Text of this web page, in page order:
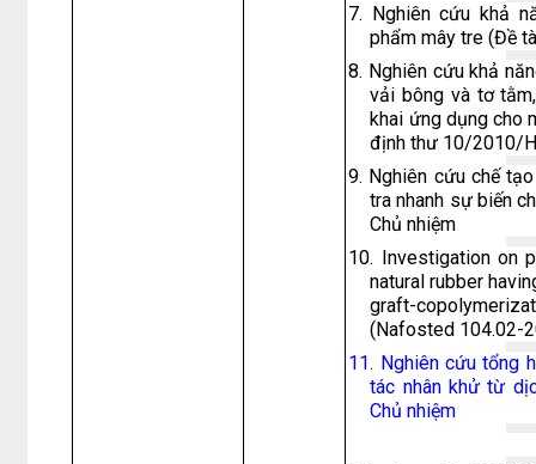
7. Nghiên cứu khả
phẩm mây tre (Đề
8. Nghiên cứu khả
vải bông và tơ
khai ứng dụng cho
định thư 10/2010/
9. Nghiên cứu chế
tra nhanh sự biến
Chủ nhiệm
10. Investigation on
natural rubber
graft-
(Nafosted 104.02-
11. Nghiên cứu tổng
tác nhân khử từ
Chủ nhiệm